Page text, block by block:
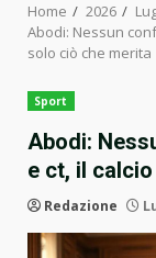
Home 2026
Abodi: Nessun
solo ciò che merita
Sport
Abodi:
e ct, il
Redazione